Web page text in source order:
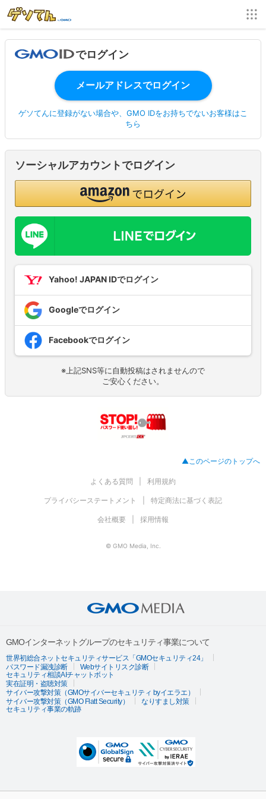
でログイン
ゲソてんに登録がない場合や、GMO IDをお持ちでないお客様はこ
ちら
ソーシャルアカウントでログイン
Yahoo! JAPAN IDでログイン
Googleでログイン
Facebookでログイン
※上記SNS等に自動投稿はされませんので
ご安心ください。
▲このページのトップへ
よくある質問 利用規約
プライバシーステートメント 特定商法に基づく表記
会社概要 採用情報
© GMO Media, Inc.
GMOインターネットグループのセキュリティ事業について
世界初総合ネットセキュリティサービス「GMOセキュリティ24」
パスワード漏洩診断
Webサイトリスク診断
セキュリティ相談AIチャットボット
実在証明・盗聴対策
サイバー攻撃対策（GMOサイバーセキュリティ byイエラエ）
サイバー攻撃対策（GMO Flatt Security）
なりすまし対策
セキュリティ事業の軌跡